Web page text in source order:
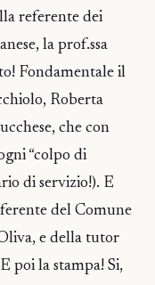
referente dei
la prof.ssa
Fondamentale il
Roberta
che con
“colpo di
di servizio!). E
del Comune
e della tutor
poi la stampa! Si,